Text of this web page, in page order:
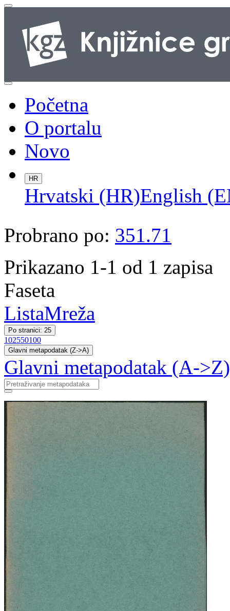
Početna
O portalu
Novo
HR
Hrvatski (HR)English
Probrano po: 351.71
Prikazano 1-1 od 1 zapisa
Faseta
ListaMreža
Po stranici: 25
102550100
Glavni metapodatak (Z->A)
Glavni metapodatak (A->Z)